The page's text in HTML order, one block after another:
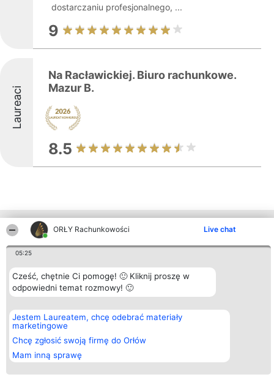
ORŁY Rachunkowości Live chat
05:25
Cześć, chętnie Ci pomogę! 🙂 Kliknij proszę w
odpowiedni temat rozmowy! 🙂
Jestem Laureatem, chcę odebrać materiały
marketingowe
Chcę zgłosić swoją firmę do Orłów
Mam inną sprawę
dostarczaniu profesjonalnego, ...
9
Laureaci
Na Racławickiej. Biuro rachunkowe.
Mazur B.
8.5
Inne firmy z województwa
Organizator plebiscytu
Bright Side Solutions sp. z o.
o. sp. k.
ul. Ruska 22
Wrocław 50-079
KRS 0000749100 | Regon
381313360 | NIP 8943132676
+48 508 492 400
Plebiscyt
Laureaci
Lista
wszystkich
Laureatów
Zasady
Polityka
Prywatności
Kontakt
Kontakt